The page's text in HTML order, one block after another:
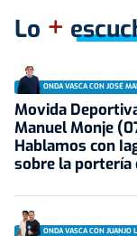
Lo +
ONDA VASCA CON JOSÉ
Movida
Manuel Monje
Hablamos con
sobre la
ONDA VASCA CON JUANJO